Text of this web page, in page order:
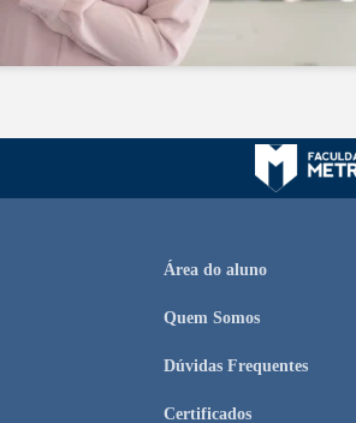
Área do aluno
Quem Somos
Dúvidas Frequentes
Certificados